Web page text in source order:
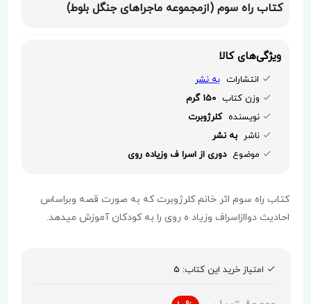
کتاب راه سوم (ازمجموعه ماجراهای جنگل بلوط)
ویژگی‌های کالا
انتشارات به نشر
وزن کتاب 150 گرم
نویسنده کلرژوبرت
ناشر به نشر
موضوع دوری از اسرا ف وزیاده روی
کتاب راه سوم اثر خانم کلرژوبرت که به صورت قصه وبراساس
احادیث دواازاسراف وزیاد ه روی را به کودکان آموزش میدهد.
امتیاز خرید این کتاب: 5